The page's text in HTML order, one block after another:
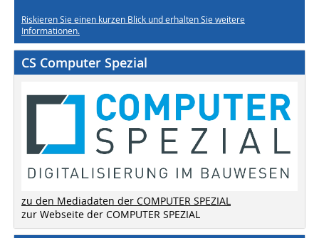
Riskieren Sie einen kurzen Blick und erhalten Sie weitere
Informationen.
CS Computer Spezial
zu den Mediadaten der COMPUTER SPEZIAL
zur Webseite der COMPUTER SPEZIAL